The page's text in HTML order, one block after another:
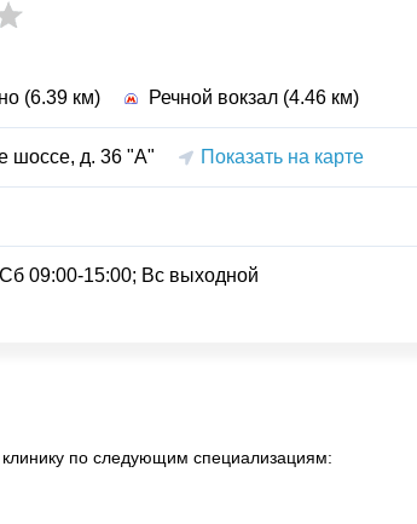
(6.39 км) Речной вокзал (4.46 км)
шоссе, д. 36 "А" Показать на карте
09:00-15:00; Вс выходной
по следующим специализациям: